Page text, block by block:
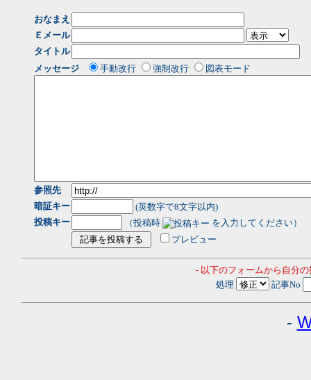
おなまえ
Ｅメール
タイトル
メッセージ
手動改行 強制改行 図表モード
参照先
暗証キー
(英数字で8文字以内)
投稿キー
（投稿時
を入力してください）
プレビュー
- 以下のフォームから自分
処理
記事No
-